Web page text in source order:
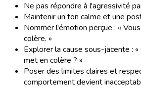
Ne pas répondre à l'agressivité
Maintenir un ton calme et une
Nommer l'émotion perçue : «
colère. »
Explorer la cause sous-jacente :
met en colère ? »
Poser des limites claires et
comportement devient